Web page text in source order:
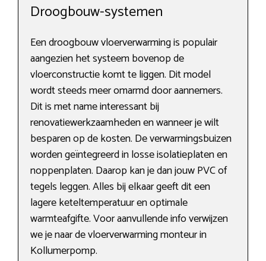
Droogbouw-systemen
Een droogbouw vloerverwarming is populair
aangezien het systeem bovenop de
vloerconstructie komt te liggen. Dit model
wordt steeds meer omarmd door aannemers.
Dit is met name interessant bij
renovatiewerkzaamheden en wanneer je wilt
besparen op de kosten. De verwarmingsbuizen
worden geïntegreerd in losse isolatieplaten en
noppenplaten. Daarop kan je dan jouw PVC of
tegels leggen. Alles bij elkaar geeft dit een
lagere keteltemperatuur en optimale
warmteafgifte. Voor aanvullende info verwijzen
we je naar de vloerverwarming monteur in
Kollumerpomp.